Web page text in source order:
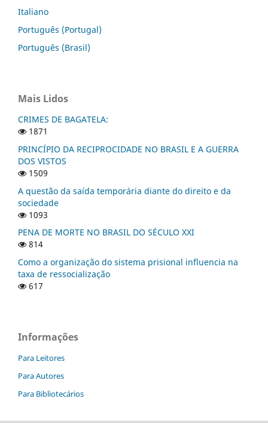
Italiano
Português (Portugal)
Português (Brasil)
Mais Lidos
CRIMES DE BAGATELA:
1871
PRINCÍPIO DA RECIPROCIDADE NO BRASIL E A GUERRA
DOS VISTOS
1509
A questão da saída temporária diante do direito e da
sociedade
1093
PENA DE MORTE NO BRASIL DO SÉCULO XXI
814
Como a organização do sistema prisional influencia na
taxa de ressocialização
617
Informações
Para Leitores
Para Autores
Para Bibliotecários